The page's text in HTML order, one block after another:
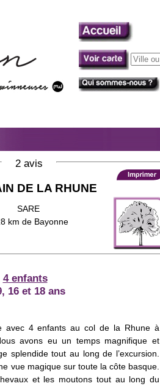
2 avis
DE LA RHUNE
SARE
km de Bayonne
4 enfants
16 et 18 ans
avec 4 enfants au col de la Rhune à
avons eu un temps magnifique et
splendide tout au long de l’excursion.
vue magique sur toute la côte basque.
et les moutons tout au long du